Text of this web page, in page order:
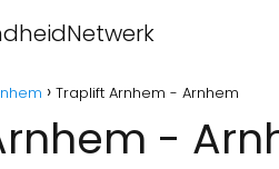
Traplift Arnhem - Arnhem
-